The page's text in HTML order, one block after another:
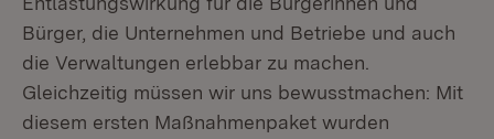
Bürger, die Unternehmen und Betriebe und auch
die Verwaltungen erlebbar zu machen.
Gleichzeitig müssen wir uns bewusstmachen: Mit
diesem ersten Maßnahmenpaket wurden